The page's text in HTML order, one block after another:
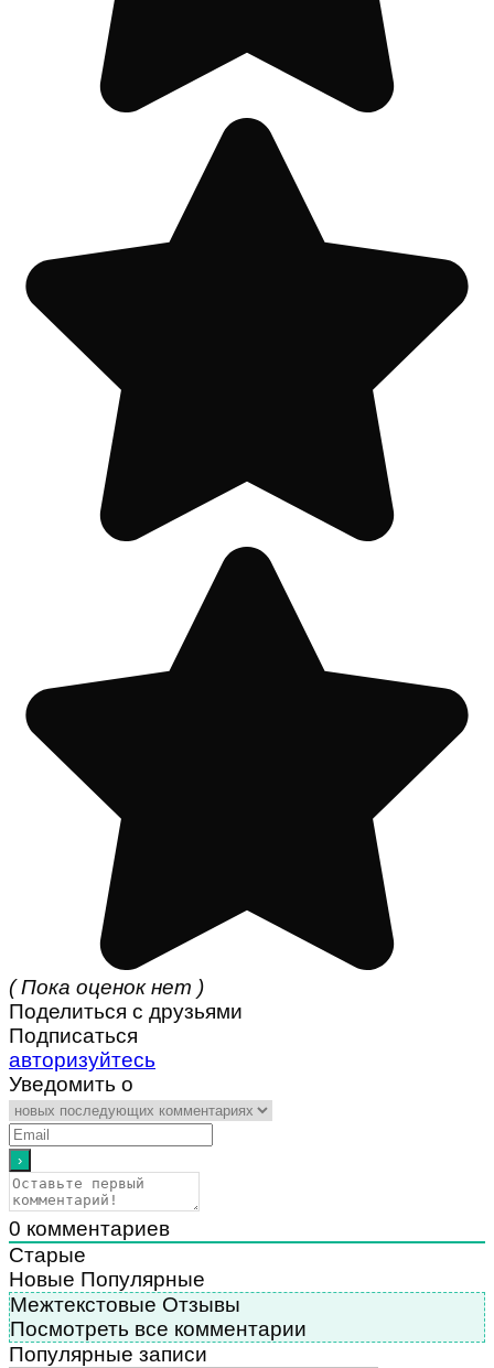
( Пока оценок нет )
Поделиться с друзьями
Подписаться
авторизуйтесь
Уведомить о
0 комментариев
Старые
Новые Популярные
Межтекстовые Отзывы
Посмотреть все комментарии
Популярные записи